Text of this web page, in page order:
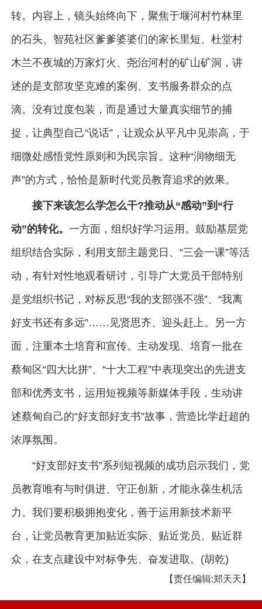
转。内容上，镜头始终向下，聚焦于堰河村竹林里
的石头、智苑社区爹爹婆婆们的家长里短、杜堂村
木兰不夜城的万家灯火、尧治河村的矿山矿洞，讲
述的是支部攻坚克难的案例、支书服务群众的点
滴。没有过度包装，而是通过大量真实细节的捕
捉，让典型自己“说话”，让观众从平凡中见崇高，于
细微处感悟党性原则和为民宗旨。这种“润物细无
声”的方式，恰恰是新时代党员教育追求的效果。
接下来该怎么学怎么干?推动从“感动”到“行
动”的转化。 一方面，组织好学习运用。鼓励基层党
组织结合实际，利用支部主题党日、“三会一课”等活
动，有针对性地观看研讨，引导广大党员干部特别
是党组织书记，对标反思“我的支部强不强”、“我离
好支书还有多远”……见贤思齐、迎头赶上。另一方
面，注重本土培育和宣传。主动发现、培育一批在
蔡甸区“四大比拼”、“十大工程”中表现突出的先进支
部和优秀支书，运用短视频等新媒体手段，生动讲
述蔡甸自己的“好支部好支书”故事，营造比学赶超的
浓厚氛围。
“好支部好支书”系列短视频的成功启示我们，党
员教育唯有与时俱进、守正创新，才能永葆生机活
力。我们要积极拥抱变化，善于运用新技术新平
台，让党员教育更加贴近实际、贴近党员、贴近群
众，在支点建设中对标争先、奋发进取。(胡乾)
【责任编辑:郑天天】